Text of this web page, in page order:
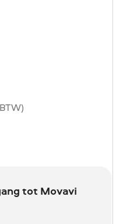
tot Movavi